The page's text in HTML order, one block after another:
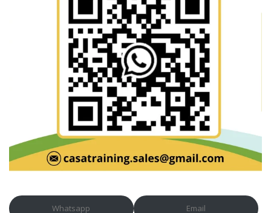
Whatsapp Email